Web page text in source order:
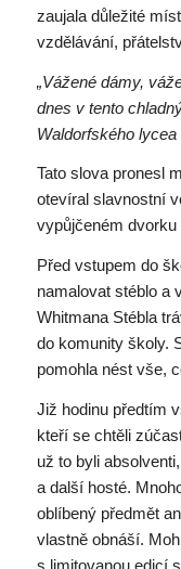
zaujala důležité
vzdělávání,
„Vážené dámy,
dnes v tento
Waldorfského
Tato slova pronesl
otevíral slavnostní
vypůjčeném
Před vstupem do
namalovat stéblo a
Whitmana Stébla
do komunity školy.
pomohla nést vše,
Již hodinu předtím
kteří se chtěli
už to byli
a další hosté.
oblíbený předmět
vlastně obnáší.
s limitovanou edicí